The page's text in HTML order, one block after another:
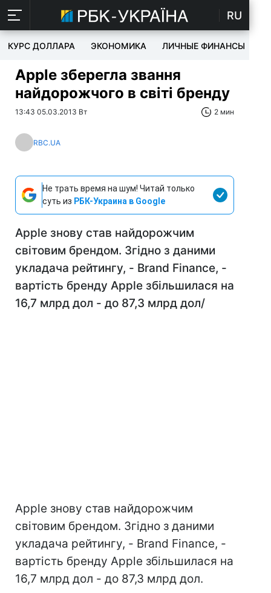
RU
КУРС ДОЛЛАРА ЭКОНОМИКА ЛИЧНЫЕ ФИНАНСЫ
Apple зберегла звання
найдорожчого в світі бренду
13:43 05.03.2013 Вт 2 мин
RBC.UA
Не трать время на шум! Читай только
суть из РБК-Украина в Google
Apple знову став найдорожчим
світовим брендом. Згідно з даними
укладача рейтингу, - Brand Finance, -
вартість бренду Apple збільшилася на
16,7 млрд дол - до 87,3 млрд дол/
Apple знову став найдорожчим
світовим брендом. Згідно з даними
укладача рейтингу, - Brand Finance, -
вартість бренду Apple збільшилася на
16,7 млрд дол - до 87,3 млрд дол.